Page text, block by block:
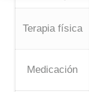
Terapia física
Medicación